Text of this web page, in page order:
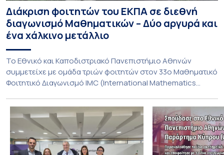
Διάκριση φοιτητών του ΕΚΠΑ σε διεθνή
διαγωνισμό Μαθηματικών – Δύο αργυρά και
ένα χάλκινο μετάλλιο
To Εθνικό και Καποδιστριακό Πανεπιστήμιο Αθηνών
συμμετείχε με ομάδα τριών φοιτητών στον 33ο Μαθηματικό
Φοιτητικό Διαγωνισμό IMC (International Mathematics
Ιουλίου στο Blagoevgrad της Βουλγαρίας. Σε αυτόν
συμμετείχαν 447 φοιτητές εκπροσωπώντας 135
πανεπιστήμια από 46 χώρες. Από την Ελλάδα, συμμετείχαν
επίσης το Εθνικό Μετσόβιο Πολυτεχνείο, το Αριστοτέλειο
Πανεπιστήμιο […]